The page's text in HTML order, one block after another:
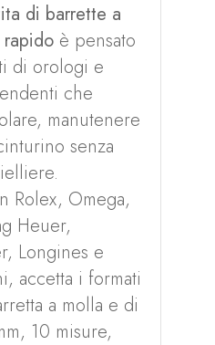
di barrette a
rapido è pensato
di orologi e
che
manutenere
senza
Rolex, Omega,
Heuer,
Longines e
accetta i formati
a molla e di
10 misure,